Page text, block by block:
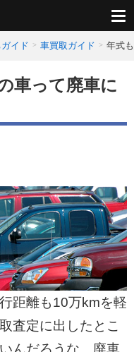
イド 車買取ガイド 年式
車って廃車に
距離も10万kmを軽
査定に出したとこ
んだろうな。廃車